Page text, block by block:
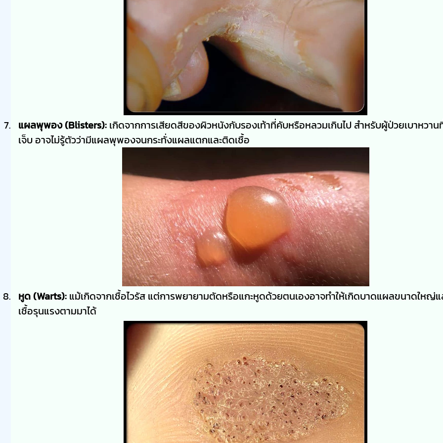
แผลพุพอง (Blisters): เกิดจากการเสียดสีของผิวหนังกับรองเท้าที่คับหรือหลวมเกินไป สำหรับผู้ป่วยเบาหวาน
เจ็บ อาจไม่รู้ตัวว่ามีแผลพุพองจนกระทั่งแผลแตกและติดเชื้อ
หูด (Warts): แม้เกิดจากเชื้อไวรัส แต่การพยายามตัดหรือแกะหูดด้วยตนเองอาจทำให้เกิดบาดแผลขนาดใหญ่
เชื้อรุนแรงตามมาได้